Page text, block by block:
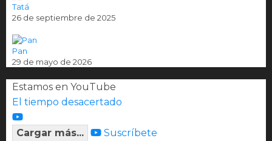
Tatá
26 de septiembre de 2025
Pan
29 de mayo de 2026
Estamos en YouTube
El tiempo desacertado
Cargar más... Suscríbete